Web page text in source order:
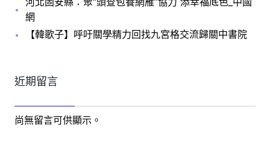
網
【韓歌子】呼吁關學精力回找九宮格交流歸關中書院
近期留言
尚無留言可供顯示。